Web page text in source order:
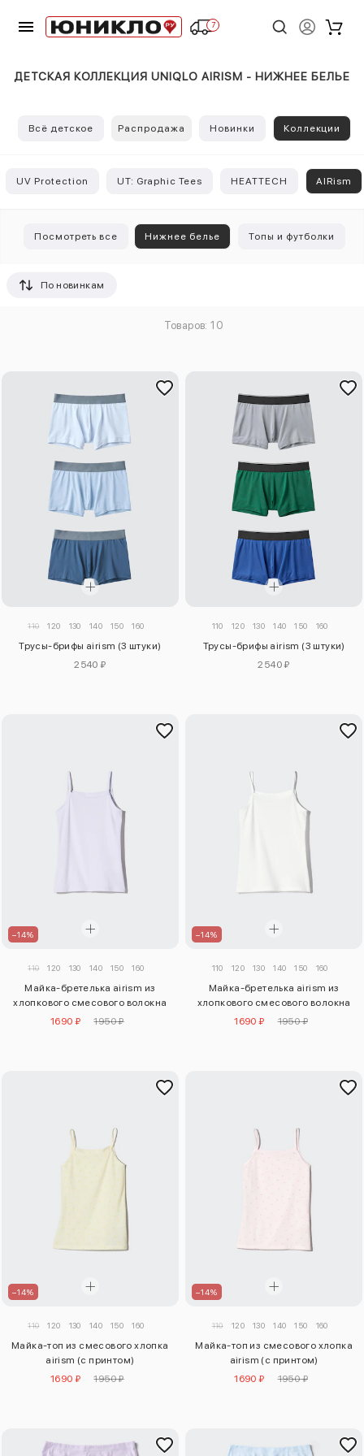
7
ДЕТСКАЯ КОЛЛЕКЦИЯ UNIQLO AIRISM - НИЖНЕЕ БЕЛЬЕ
Всё детское Распродажа Новинки Коллекции
UV Protection UT: Graphic Tees HEATTECH AIRism
Посмотреть все Нижнее белье Топы и футболки
По новинкам
Товаров: 10
110 120 130 140 150 160
Трусы-брифы airism (3 штуки)
2540 ₽
110 120 130 140 150 160
Трусы-брифы airism (3 штуки)
2540 ₽
–14%
110 120 130 140 150 160
Майка-бретелька airism из
хлопкового смесового волокна
1690 ₽
1950 ₽
–14%
110 120 130 140 150 160
Майка-бретелька airism из
хлопкового смесового волокна
1690 ₽
1950 ₽
–14%
110 120 130 140 150 160
Майка-топ из смесового хлопка
airism (с принтом)
1690 ₽
1950 ₽
–14%
110 120 130 140 150 160
Майка-топ из смесового хлопка
airism (с принтом)
1690 ₽
1950 ₽